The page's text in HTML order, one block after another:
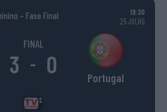
– Fase Final
19:30
25 JULHO
FINAL
3 - 0 Portugal